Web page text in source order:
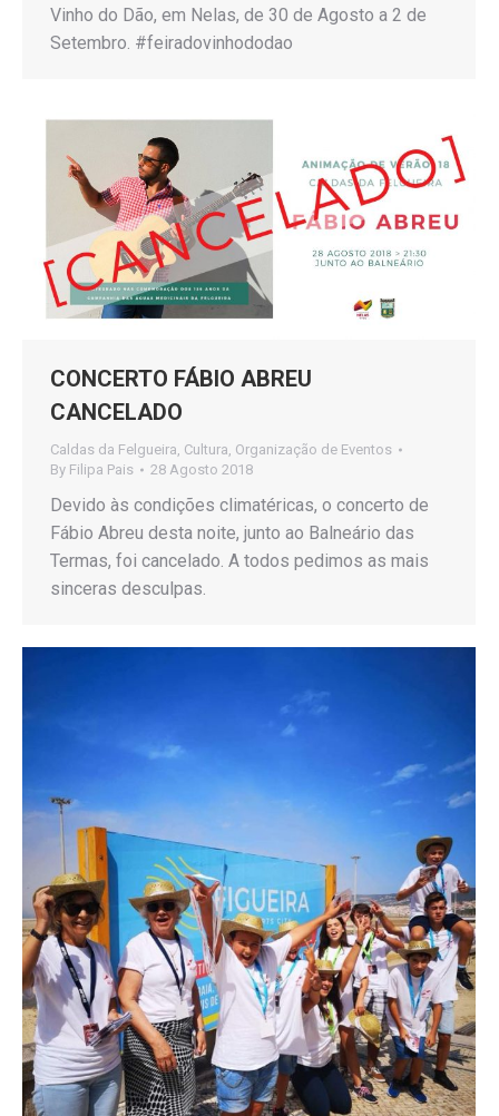
Vinho do Dão, em Nelas, de 30 de Agosto a 2 de
Setembro. #feiradovinhododao
CONCERTO FÁBIO ABREU
CANCELADO
Caldas da Felgueira Cultura Organização de Eventos
By Filipa Pais 28 Agosto 2018
Devido às condições climatéricas, o concerto de
Fábio Abreu desta noite, junto ao Balneário das
Termas, foi cancelado. A todos pedimos as mais
sinceras desculpas.